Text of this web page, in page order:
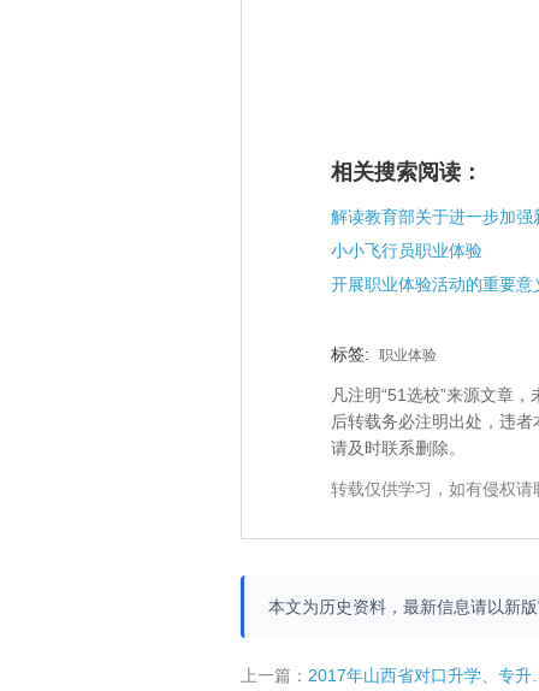
相关搜索阅读：
小小飞行员职业体验
开展职业体验活动的重要意
标签: 职业体验
凡注明“51选校”来源文章
后转载务必注明出处，违
请及时联系删除。
转载仅供学习，如有侵权
本文为历史资料，最新信息请以新
上一篇： 2017年山西省对口升学、专升本填报志愿最后1小时，你赶上了吗?